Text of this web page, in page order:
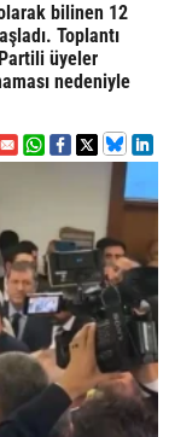
bilinen 12
Toplantı
üyeler
nedeniyle